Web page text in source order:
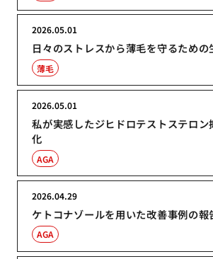
日々のストレスから薄毛を守るため
2026.05.01
薄毛
私が実感したジヒドロテストステロン
化
2026.05.01
AGA
ケトコナゾールを用いた改善事例の報
2026.04.29
AGA